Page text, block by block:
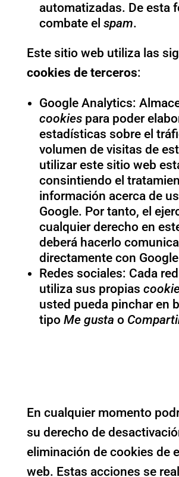
automatizadas. De esta
combate el spam.
Este sitio web utiliza las
cookies de terceros:
Google Analytics:
cookiespara poder
estadísticas sobre el
volumen de visitas de
utilizar este sitio web
consintiendo el
información acerca de
Google. Por tanto, el
cualquier derecho en
deberá hacerlo
directamente con
Redes sociales: Cada
utiliza sus propias
usted pueda pinchar en
tipo Me gusta o
En cualquier momento
su derecho de
eliminación de cookies de
web. Estas acciones se